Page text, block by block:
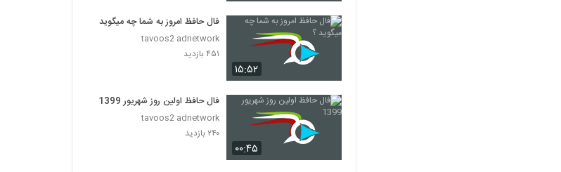
۱۵:۵۲
فال حافظ امروز به شما چه میگوید ؟
tavoos2 adnetwork
۴۵۱ بازدید
۰۰:۴۵
فال حافظ اولین روز شهریور 1399
tavoos2 adnetwork
۲۴۰ بازدید